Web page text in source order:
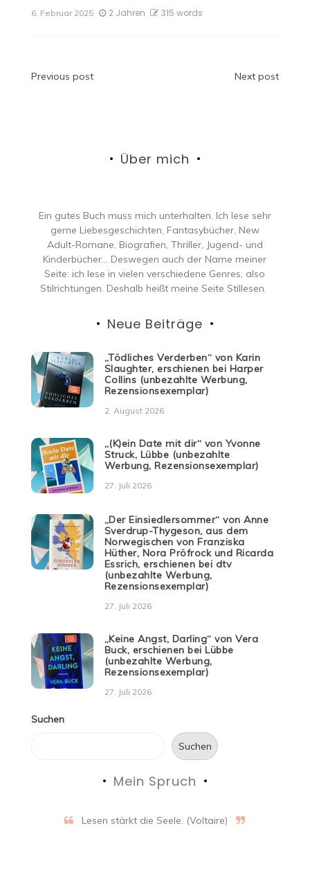
6. Februar 2025 2 Jahren 315 words
Beitragsnavigation
Previous post Next post
Über mich
Ein gutes Buch muss mich unterhalten. Ich lese sehr
gerne Liebesgeschichten, Fantasybücher, New
Adult-Romane, Biografien, Thriller, Jugend- und
Kinderbücher… Deswegen auch der Name meiner
Seite: ich lese in vielen verschiedene Genres, also
Stilrichtungen. Deshalb heißt meine Seite Stillesen.
Neue Beiträge
„Tödliches Verderben“ von Karin
Slaughter, erschienen bei Harper
Collins (unbezahlte Werbung,
Rezensionsexemplar)
2. August 2026
„(K)ein Date mit dir“ von Yvonne
Struck, Lübbe (unbezahlte
Werbung, Rezensionsexemplar)
27. Juli 2026
„Der Einsiedlersommer“ von Anne
Sverdrup-Thygeson, aus dem
Norwegischen von Franziska
Hüther, Nora Pröfrock und Ricarda
Essrich, erschienen bei dtv
(unbezahlte Werbung,
Rezensionsexemplar)
27. Juli 2026
„Keine Angst, Darling“ von Vera
Buck, erschienen bei Lübbe
(unbezahlte Werbung,
Rezensionsexemplar)
27. Juli 2026
Suchen
Suchen
Mein Spruch
Lesen stärkt die Seele. (Voltaire)